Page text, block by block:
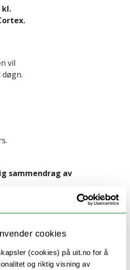
cookies
(cookies) på uit.no for å
og riktig visning av
kl.
vil
sammendrag av
challenge, affecting millions
like chemotherapy
we explore tiny, drug-carrying
to improve cancer treatment
system. Instead of